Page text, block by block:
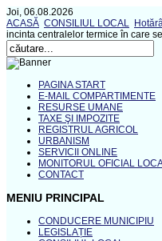
Joi, 06.08.2026
ACASĂ CONSILIUL LOCAL
incinta centralelor termice în care
PAGINA START
E-MAIL COMPARTIMENTE
RESURSE UMANE
TAXE ŞI IMPOZITE
REGISTRUL AGRICOL
URBANISM
SERVICII ONLINE
MONITORUL OFICIAL
CONTACT
MENIU PRINCIPAL
CONDUCERE MUNICIPIU
LEGISLAȚIE